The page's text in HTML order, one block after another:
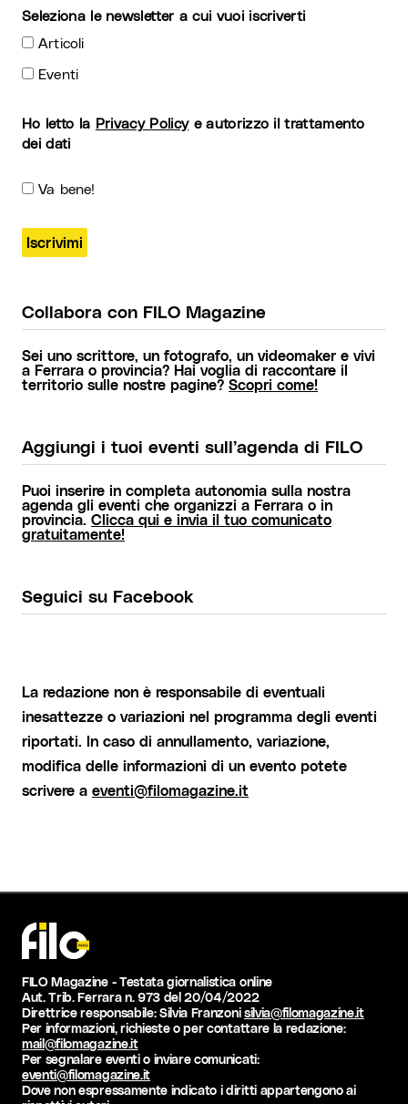
Seleziona le newsletter a cui vuoi iscriverti
Articoli
Eventi
Ho letto la Privacy Policye autorizzo il trattamento
dei dati
Va bene!
Collabora con FILO Magazine
Sei uno scrittore, un fotografo, un videomaker e vivi
a Ferrara o provincia? Hai voglia di raccontare il
territorio sulle nostre pagine? Scopri come!
Aggiungi i tuoi eventi sull’agenda di FILO
Puoi inserire in completa autonomia sulla nostra
agenda gli eventi che organizzi a Ferrara o in
provincia. Clicca qui e invia il tuo comunicato
gratuitamente!
Seguici su Facebook
La redazione non è responsabile di eventuali
inesattezze o variazioni nel programma degli eventi
riportati. In caso di annullamento, variazione,
modifica delle informazioni di un evento potete
scrivere a eventi@filomagazine.it
FILO Magazine - Testata giornalistica online
Aut. Trib. Ferrara n. 973 del 20/04/2022
Direttrice responsabile: Silvia Franzonisilvia@filomagazine.it
Per informazioni, richieste o per contattare la redazione:
mail@filomagazine.it
Per segnalare eventi o inviare comunicati:
eventi@filomagazine.it
Dove non espressamente indicato i diritti appartengono ai